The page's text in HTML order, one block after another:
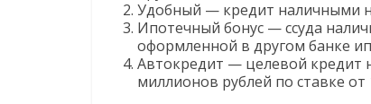
Удобный — кредит наличными
Ипотечный бонус — ссуда
оформленной в другом банке
Автокредит — целевой кредит
миллионов рублей по ставке от